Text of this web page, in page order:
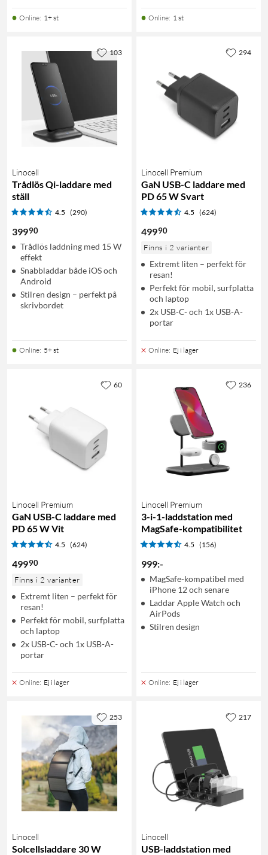
Online: 1+ st Online: 1 st
Linocell
Trådlös Qi-laddare med
ställ
4.5 (290)
39990
Trådlös laddning med 15 W
effekt
Snabbladdar både iOS och
Android
Stilren design – perfekt på
skrivbordet
Online: 5+ st
103
Linocell Premium
GaN USB-C laddare med
PD 65 W Svart
4.5 (624)
49990
Finns i 2 varianter
Extremt liten – perfekt för
resan!
Perfekt för mobil, surfplatta
och laptop
2x USB-C- och 1x USB-A-
portar
Online: Ej i lager
294
Linocell Premium
GaN USB-C laddare med
PD 65 W Vit
4.5 (624)
49990
Finns i 2 varianter
Extremt liten – perfekt för
resan!
Perfekt för mobil, surfplatta
och laptop
2x USB-C- och 1x USB-A-
portar
Online: Ej i lager
60
Linocell Premium
3-i-1-laddstation med
MagSafe-kompatibilitet
4.5 (156)
999:-
MagSafe-kompatibel med
iPhone 12 och senare
Laddar Apple Watch och
AirPods
Stilren design
Online: Ej i lager
236
Linocell
Solcellsladdare 30 W
253
Linocell
USB-laddstation med
217